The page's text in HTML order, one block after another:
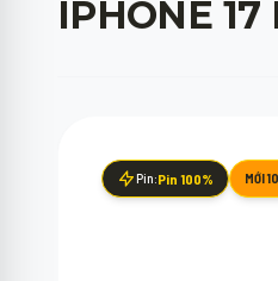
IPHONE 17
Pin:Pin 100% MỚI